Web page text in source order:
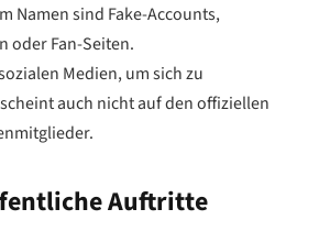
Namen sind Fake-Accounts,
oder Fan-Seiten.
Medien, um sich zu
auch nicht auf den offiziellen
Auftritte